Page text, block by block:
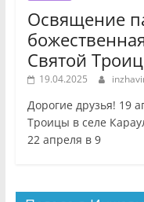
Освящение
Святой
19.04.2025
Дорогие друзья! 19
Троицы в селе
22 апреля в 9